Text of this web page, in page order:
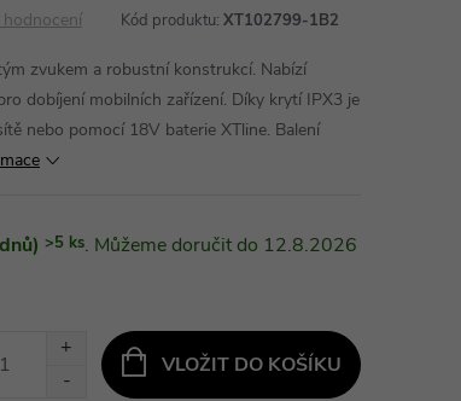
Kód produktu: XT102799-1B2
zvukem a robustní konstrukcí. Nabízí
dobíjení mobilních zařízení. Díky krytí IPX3 je
nebo pomocí 18V baterie XTline. Balení
>5 ks 12.8.2026
VLOŽIT DO KOŠÍKU